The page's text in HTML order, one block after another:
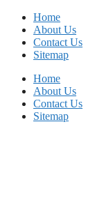
Skip
content
Home
About Us
Contact Us
Sitemap
Home
About Us
Contact Us
Sitemap